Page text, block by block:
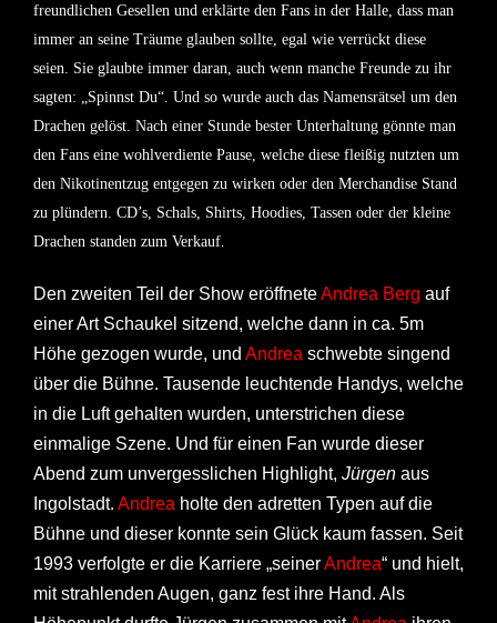
freundlichen Gesellen und erklärte den Fans in der Halle, dass man
immer an seine Träume glauben sollte, egal wie verrückt diese
seien. Sie glaubte immer daran, auch wenn manche Freunde zu ihr
sagten: „Spinnst Du“. Und so wurde auch das Namensrätsel um den
Drachen gelöst. Nach einer Stunde bester Unterhaltung gönnte man
den Fans eine wohlverdiente Pause, welche diese fleißig nutzten um
den Nikotinentzug entgegen zu wirken oder den Merchandise Stand
zu plündern. CD’s, Schals, Shirts, Hoodies, Tassen oder der kleine
Drachen standen zum Verkauf.
Den zweiten Teil der Show eröffneteAndrea Berg auf
einer Art Schaukel sitzend, welche dann in ca. 5m
Höhe gezogen wurde, und Andrea schwebte singend
über die Bühne. Tausende leuchtende Handys, welche
in die Luft gehalten wurden, unterstrichen diese
einmalige Szene. Und für einen Fan wurde dieser
Abend zum unvergesslichen Highlight, Jürgen aus
Ingolstadt. Andrea holte den adretten Typen auf die
Bühne und dieser konnte sein Glück kaum fassen. Seit
1993 verfolgte er die Karriere „seinerAndrea“ und hielt,
mit strahlenden Augen, ganz fest ihre Hand. Als